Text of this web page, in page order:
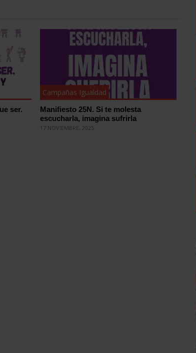
ser.
Campañas Igualdad
Manifiesto 25N. Si te molesta
escucharla, imagina sufrirla
17 NOVIEMBRE, 2025